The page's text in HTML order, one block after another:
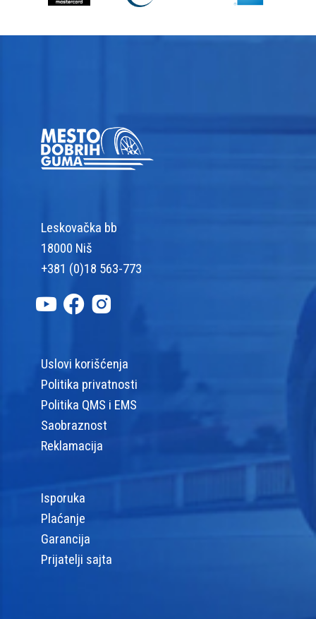
Leskovačka bb
18000 Niš
+381 (0)18 563-773
Uslovi korišćenja
Politika privatnosti
Politika QMS i EMS
Saobraznost
Reklamacija
Isporuka
Plaćanje
Garancija
Prijatelji sajta